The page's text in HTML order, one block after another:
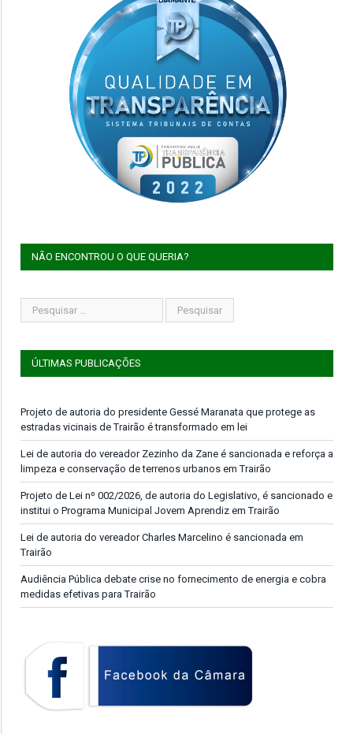
NÃO ENCONTROU O QUE QUERIA?
ÚLTIMAS PUBLICAÇÕES
Projeto de autoria do presidente Gessé Maranata que protege as
estradas vicinais de Trairão é transformado em lei
Lei de autoria do vereador Zezinho da Zane é sancionada e reforça a
limpeza e conservação de terrenos urbanos em Trairão
Projeto de Lei nº 002/2026, de autoria do Legislativo, é sancionado e
institui o Programa Municipal Jovem Aprendiz em Trairão
Lei de autoria do vereador Charles Marcelino é sancionada em
Trairão
Audiência Pública debate crise no fornecimento de energia e cobra
medidas efetivas para Trairão